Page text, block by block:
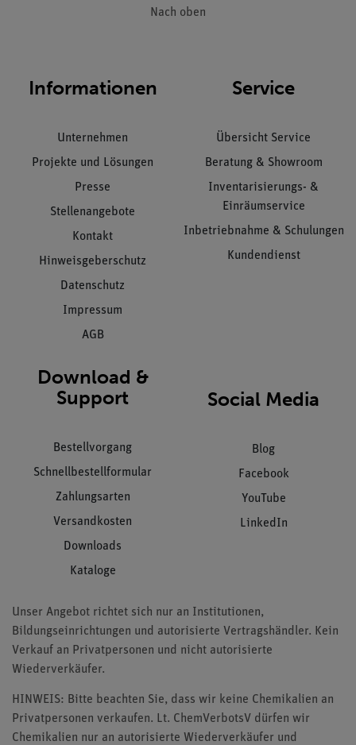
Nach oben
Informationen
Unternehmen
Projekte und Lösungen
Presse
Stellenangebote
Kontakt
Hinweisgeberschutz
Datenschutz
Impressum
AGB
Service
Übersicht Service
Beratung & Showroom
Inventarisierungs- &
Einräumservice
Inbetriebnahme & Schulungen
Kundendienst
Download &
Support
Bestellvorgang
Schnellbestellformular
Zahlungsarten
Versandkosten
Downloads
Kataloge
Social Media
Blog
Facebook
YouTube
LinkedIn
Unser Angebot richtet sich nur an Institutionen,
Bildungseinrichtungen und autorisierte Vertragshändler. Kein
Verkauf an Privatpersonen und nicht autorisierte
Wiederverkäufer.
HINWEIS: Bitte beachten Sie, dass wir keine Chemikalien an
Privatpersonen verkaufen. Lt. ChemVerbotsV dürfen wir
Chemikalien nur an autorisierte Wiederverkäufer und